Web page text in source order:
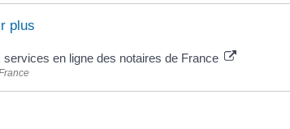
plus
services en ligne des notaires de France